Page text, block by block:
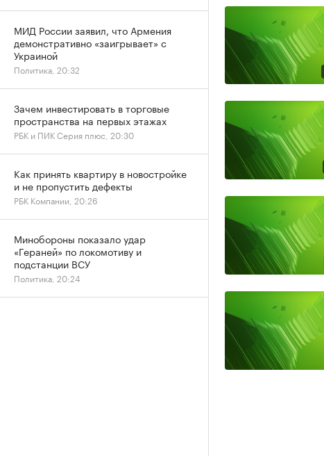
МИД России заявил, что Армения
демонстративно «заигрывает» с
Украиной
Политика, 20:32
Зачем инвестировать в торговые
пространства на первых этажах
РБК и ПИК Серия плюс, 20:30
Как принять квартиру в новостройке
и не пропустить дефекты
РБК Компании, 20:26
Минобороны показало удар
«Гераней» по локомотиву и
подстанции ВСУ
Политика, 20:24